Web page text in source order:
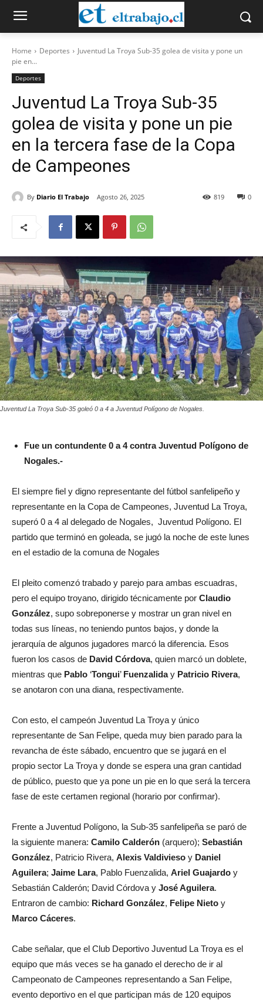
Home Deportes
Juventud La Troya Sub-35 golea de visita y pone un
pie en...
Deportes
Juventud La Troya Sub-35
golea de visita y pone un pie
en la tercera fase de la Copa
de Campeones
By Diario El Trabajo Agosto 26, 2025 0
819
Juventud La Troya Sub-35 goleó 0 a 4 a Juventud Polígono de Nogales.
Fue un contundente 0 a 4 contra Juventud Polígono de
Nogales.-
El siempre fiel y digno representante del fútbol sanfelipeño y
representante en la Copa de Campeones, Juventud La Troya,
superó 0 a 4 al delegado de Nogales, Juventud Polígono. El
partido que terminó en goleada, se jugó la noche de este lunes
en el estadio de la comuna de Nogales
El pleito comenzó trabado y parejo para ambas escuadras,
pero el equipo troyano, dirigido técnicamente por Claudio
González, supo sobreponerse y mostrar un gran nivel en
todas sus líneas, no teniendo puntos bajos, y donde la
jerarquía de algunos jugadores marcó la diferencia. Esos
fueron los casos de David Córdova, quien marcó un doblete,
mientras que Pablo ‘Tongui’ Fuenzaliday Patricio Rivera,
se anotaron con una diana, respectivamente.
Con esto, el campeón Juventud La Troya y único
representante de San Felipe, queda muy bien parado para la
revancha de éste sábado, encuentro que se jugará en el
propio sector La Troya y donde se espera una gran cantidad
de público, puesto que ya pone un pie en lo que será la tercera
fase de este certamen regional (horario por confirmar).
Frente a Juventud Polígono, la Sub-35 sanfelipeña se paró de
la siguiente manera: Camilo Calderón (arquero); Sebastián
González, Patricio Rivera, Alexis Valdivieso y Daniel
Aguilera; Jaime Lara, Pablo Fuenzalida, Ariel Guajardo y
Sebastián Calderón; David Córdova y José Aguilera.
Entraron de cambio: Richard González, Felipe Nieto y
Marco Cáceres.
Cabe señalar, que el Club Deportivo Juventud La Troya es el
equipo que más veces se ha ganado el derecho de ir al
Campeonato de Campeones representando a San Felipe,
evento deportivo en el que participan más de 120 equipos